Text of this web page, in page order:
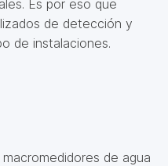
Es por eso que
de detección y
de instalaciones.
de agua